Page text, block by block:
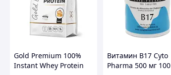
Gold Premium 100%
Instant Whey Protein
Витамин B17 Cyto
Pharma 500 мг 100